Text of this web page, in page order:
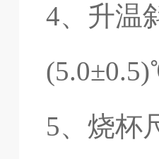
4、升
5、烧